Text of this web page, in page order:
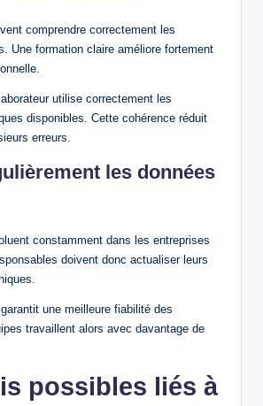
comprendre correctement les
Une formation claire améliore fortement
utilise correctement les
disponibles. Cette cohérence réduit
erreurs.
les données
constamment dans les entreprises
doivent donc actualiser leurs
une meilleure fiabilité des
travaillent alors avec davantage de
possibles liés à